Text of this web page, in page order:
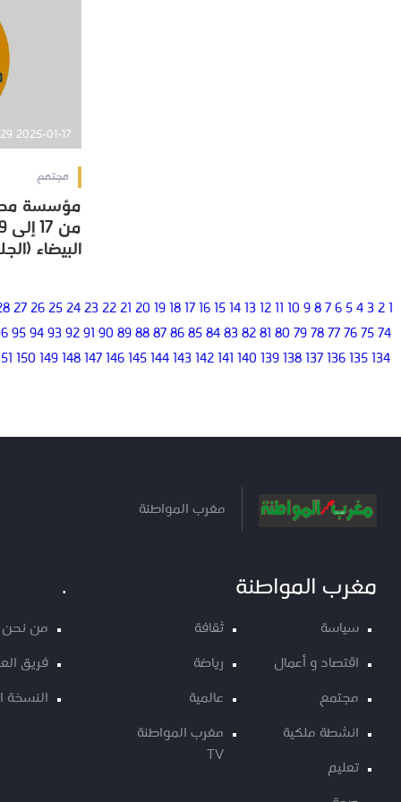
2025-01-17 11:33:29
مجتمع
مؤسسة
البيضاء
مؤسسة
البيضاء
1
2
3
4
5
6
7
8
9
10
11
12
13
14
15
16
17
18
19
20
21
22
23
24
25
26
27
74
75
76
77
78
79
80
81
82
83
84
85
86
87
88
89
90
91
92
93
94
95
134
135
136
137
138
139
140
141
142
143
144
145
146
147
148
149
150
مغرب المواطنة
مغرب المواطنة
سياسة
اقتصاد و أعمال
مجتمع
انشطة ملكية
تعليم
ثقافة
رياضة
عالمية
مغرب المواطنة
TV
.
من نحن
فريق
النسخة